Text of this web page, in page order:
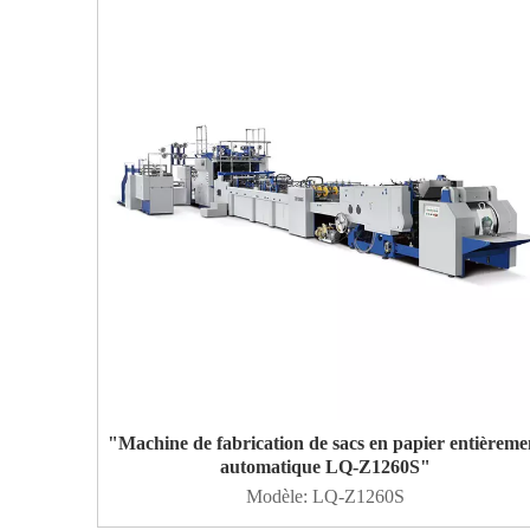
"Machine de fabrication de sacs en papier
automatique LQ-Z1260S"
Modèle: LQ-Z1260S